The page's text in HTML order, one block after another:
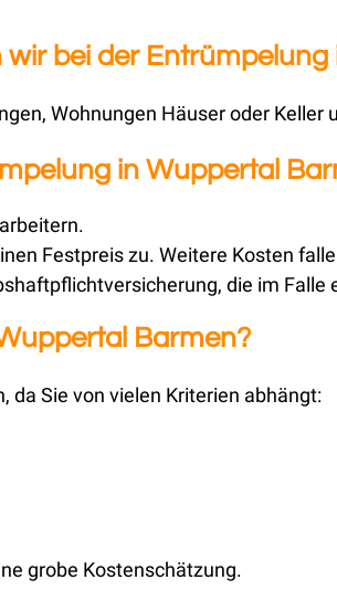
bei der
Wohnungen Häuser oder Keller
in Wuppertal
Festpreis zu. Weitere Kosten
die im
Barmen?
da Sie von vielen Kriterien abhängt:
grobe Kostenschätzung.